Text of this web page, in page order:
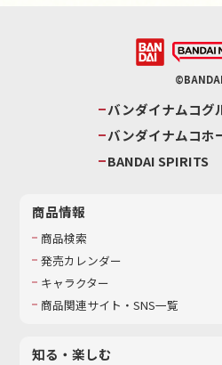
©BANDAI
バンダイナムコグ
バンダイナムコホ
BANDAI SPIRITS
商品情報
商品検索
発売カレンダー
キャラクター
商品関連サイト・SNS一覧
知る・楽しむ